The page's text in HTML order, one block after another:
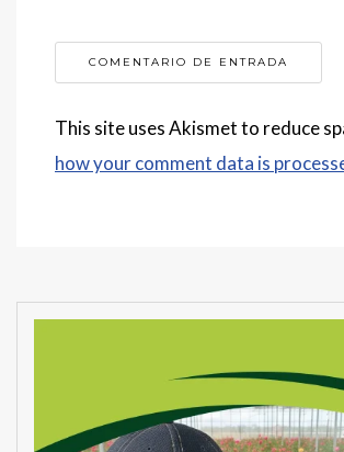
This site uses Akismet to reduce
how your comment data is